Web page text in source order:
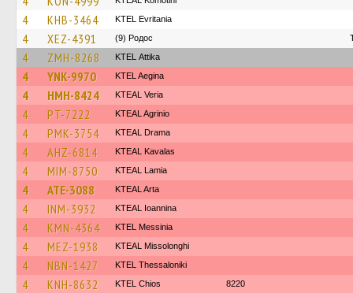
4 KHB-3464 ΚΤΕL Evritania
4 XEZ-4391 (9) Родос
4 ZMH-8268 KΤΕL Αttika
4 YNK-9970 KTEL Aegina
4 HMH-8424 KTEAL Veria
4 PT-7222 KTEAL Agrinio
4 PMK-3754 KTEAL Drama
4 AHZ-6814 KTEAL Kavalas
4 MIM-8750 KTEAL Lamia
4 ATE-3088 KTEAL Arta
4 INM-3932 KTEAL Ioannina
4 KMN-4364 KTEL Messinia
4 MEZ-1938 KTEAL Missolonghi
4 NBN-1427 KTEL Thessaloniki
4 KNH-8632 KTEL Chios 8220